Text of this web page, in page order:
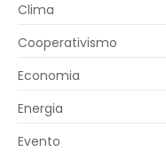
Clima
Cooperativismo
Economia
Energia
Evento